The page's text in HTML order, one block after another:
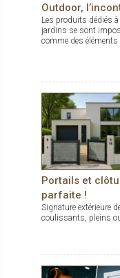
Outdoor,
Les produits dédiés
jardins se sont
comme des
Portails et
parfaite !
Signature extérieure
coulissants, pleins